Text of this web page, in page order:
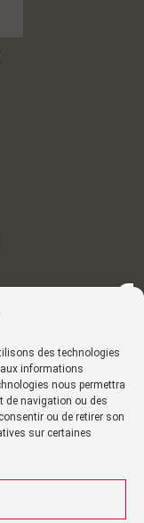
des technologies
informations
nous permettra
de navigation ou des
ou de retirer son
sur certaines